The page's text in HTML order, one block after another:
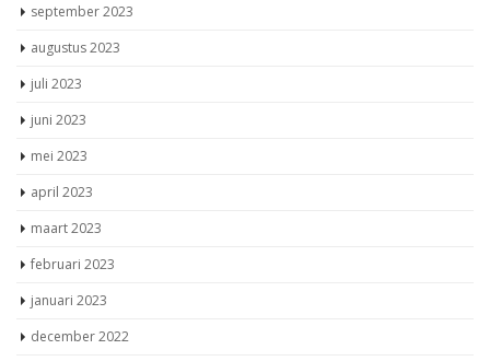
september 2023
augustus 2023
juli 2023
juni 2023
mei 2023
april 2023
maart 2023
februari 2023
januari 2023
december 2022